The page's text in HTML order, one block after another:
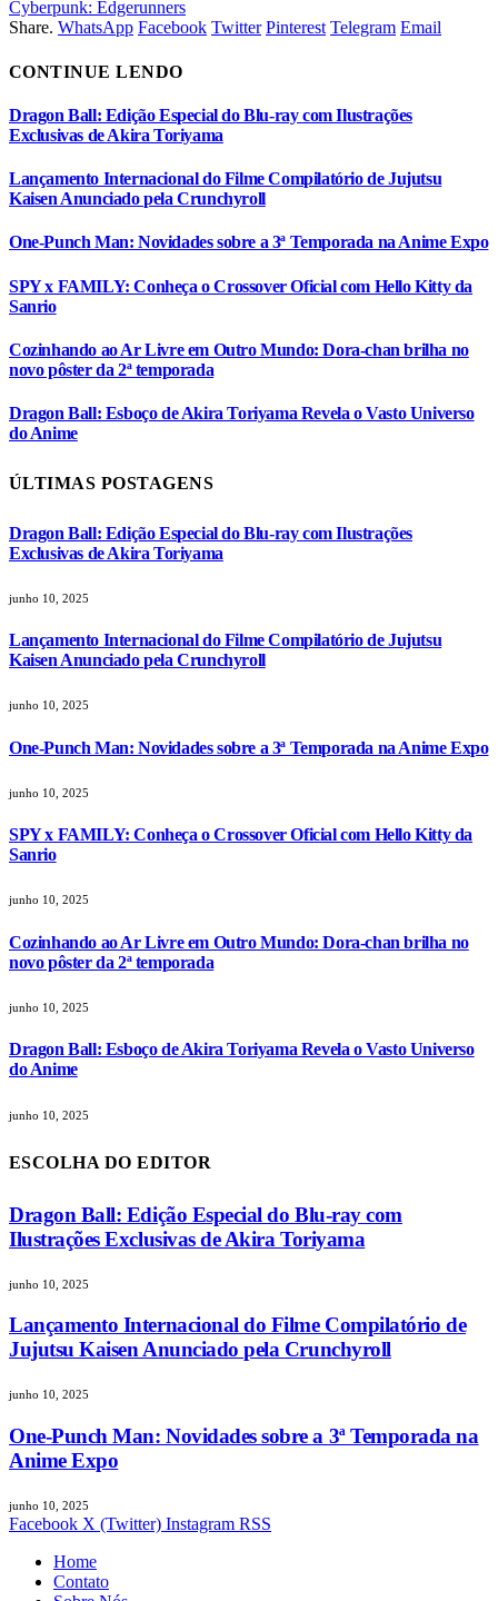
Cyberpunk: Edgerunners
Share. WhatsApp Facebook Twitter Pinterest Telegram Email
CONTINUE LENDO
Dragon Ball: Edição Especial do Blu-ray com Ilustrações
Exclusivas de Akira Toriyama
Lançamento Internacional do Filme Compilatório de Jujutsu
Kaisen Anunciado pela Crunchyroll
One-Punch Man: Novidades sobre a 3ª Temporada na Anime Expo
SPY x FAMILY: Conheça o Crossover Oficial com Hello Kitty da
Sanrio
Cozinhando ao Ar Livre em Outro Mundo: Dora-chan brilha no
novo pôster da 2ª temporada
Dragon Ball: Esboço de Akira Toriyama Revela o Vasto Universo
do Anime
ÚLTIMAS POSTAGENS
Dragon Ball: Edição Especial do Blu-ray com Ilustrações
Exclusivas de Akira Toriyama
junho 10, 2025
Lançamento Internacional do Filme Compilatório de Jujutsu
Kaisen Anunciado pela Crunchyroll
junho 10, 2025
One-Punch Man: Novidades sobre a 3ª Temporada na Anime Expo
junho 10, 2025
SPY x FAMILY: Conheça o Crossover Oficial com Hello Kitty da
Sanrio
junho 10, 2025
Cozinhando ao Ar Livre em Outro Mundo: Dora-chan brilha no
novo pôster da 2ª temporada
junho 10, 2025
Dragon Ball: Esboço de Akira Toriyama Revela o Vasto Universo
do Anime
junho 10, 2025
ESCOLHA DO EDITOR
Dragon Ball: Edição Especial do Blu-ray com
Ilustrações Exclusivas de Akira Toriyama
junho 10, 2025
Lançamento Internacional do Filme Compilatório de
Jujutsu Kaisen Anunciado pela Crunchyroll
junho 10, 2025
One-Punch Man: Novidades sobre a 3ª Temporada na
Anime Expo
junho 10, 2025
Facebook X (Twitter) Instagram RSS
Home
Contato